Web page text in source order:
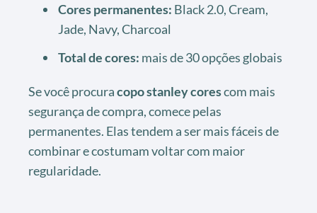
Cores permanentes: Black 2.0, Cream,
Jade, Navy, Charcoal
Total de cores: mais de 30 opções globais
Se você procuracopo stanley corescom mais
segurança de compra, comece pelas
permanentes. Elas tendem a ser mais fáceis de
combinar e costumam voltar com maior
regularidade.